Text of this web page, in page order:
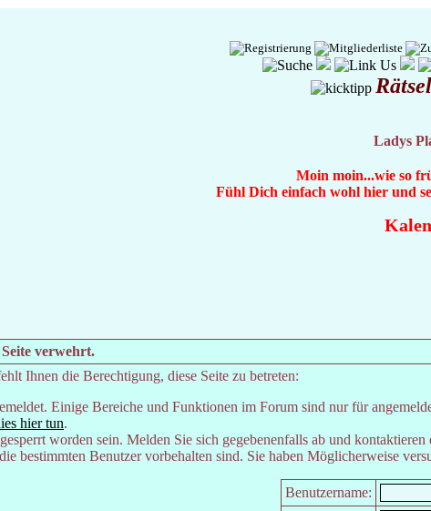
Ladys
Moin moin...wie so
Fühl Dich einfach wohl hier und
verwehrt.
Ihnen die Berechtigung, diese Seite zu betreten:
Einige Bereiche und Funktionen im Forum sind nur für
hier tun.
worden sein. Melden Sie sich gegebenenfalls ab und
bestimmten Benutzer vorbehalten sind. Sie haben Möglicherweise
Benutzername: